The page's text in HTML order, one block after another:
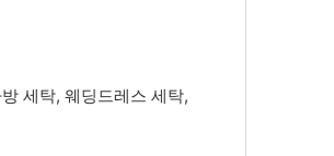
세탁, 웨딩드레스 세탁,